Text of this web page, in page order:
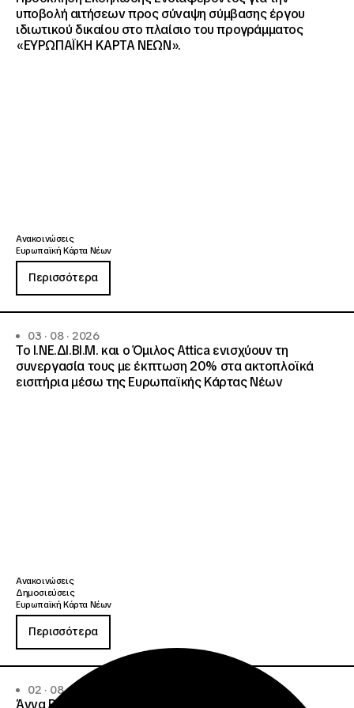
υποβολή αιτήσεων προς σύναψη σύμβασης έργου
ιδιωτικού δικαίου στο πλαίσιο του προγράμματος
«ΕΥΡΩΠΑΪΚΗ ΚΑΡΤΑ ΝΕΩΝ».
Ανακοινώσεις
Ευρωπαϊκή Κάρτα Νέων
Περισσότερα
03 · 08 · 2026
Το Ι.ΝΕ.ΔΙ.ΒΙ.Μ. και o Όμιλος Attica ενισχύουν τη
συνεργασία τους με έκπτωση 20% στα ακτοπλοϊκά
εισιτήρια μέσω της Ευρωπαϊκής Κάρτας Νέων
Ανακοινώσεις
Δημοσιεύσεις
Ευρωπαϊκή Κάρτα Νέων
Περισσότερα
02 · 08 · 2026
Άννα Ροκοφύλλου, Πρόεδρος ΙΝΕΔΙΒΙΜ: Είναι